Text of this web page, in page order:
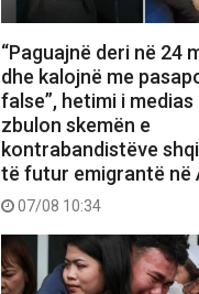
“Paguajnë deri në 24
dhe kalojnë me
false”, hetimi i
zbulon skemën e
kontrabandistëve
të futur emigrantë në
07/08 10:34